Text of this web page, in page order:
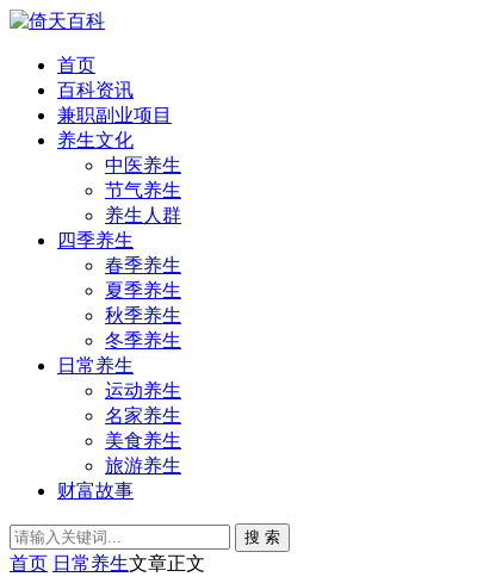
首页
百科资讯
兼职副业项目
养生文化
中医养生
节气养生
养生人群
四季养生
春季养生
夏季养生
秋季养生
冬季养生
日常养生
运动养生
名家养生
美食养生
旅游养生
财富故事
搜 索
首页 日常养生文章正文